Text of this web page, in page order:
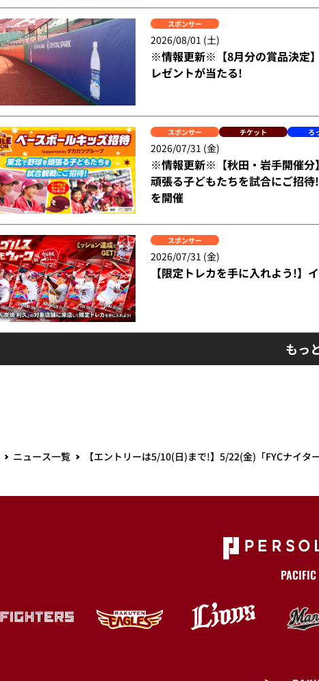
スポンサー
2026/08/01 (土)
※情報更新※【8月分の賞品決定
レゼントが当たる!
スポンサー チケット ろ
2026/07/31 (金)
※情報更新※【秋田・岩手開催分
頑張る子どもたちを試合にご招
を開催
スポンサー
2026/07/31 (金)
【限定トレカを手に入れよう!】
もっ
ニュース一覧 【エントリーは5/10(日)まで!】5/22(金)「FYCナイタ
PACIFIC